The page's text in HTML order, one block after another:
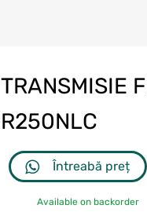
TRANSMISIE
R250NLC
Întreabă preț
Available on backorder